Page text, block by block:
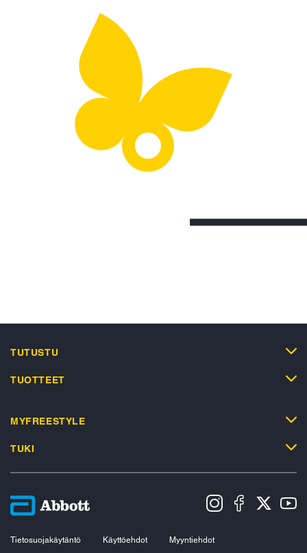
TUTUSTU
TUOTTEET
MYFREESTYLE
TUKI
Tietosuojakäytäntö Käyttöehdot
Myyntiehdot